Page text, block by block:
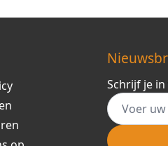
Schrijf je
E-mail